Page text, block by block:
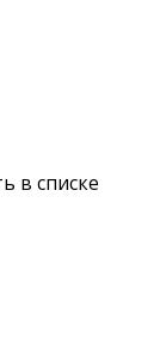
в списке